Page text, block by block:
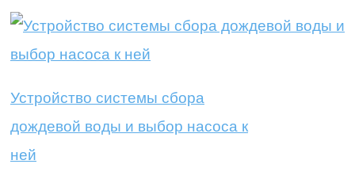
Устройство системы сбора
дождевой воды и выбор насоса к
ней